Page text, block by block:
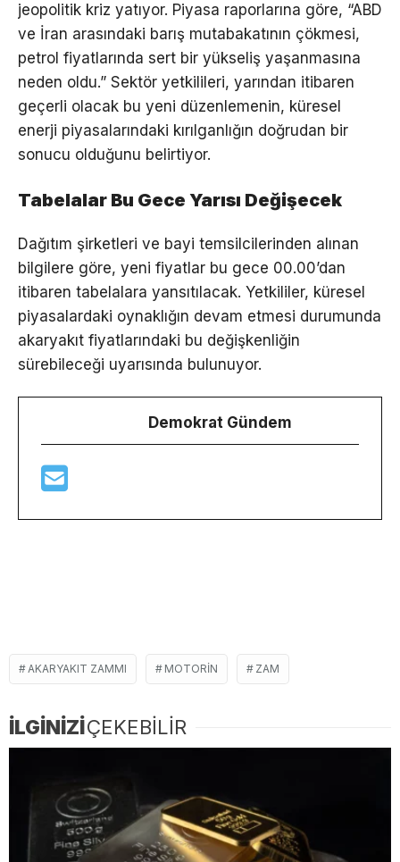
jeopolitik kriz yatıyor. Piyasa raporlarına göre, “ABD
ve İran arasındaki barış mutabakatının çökmesi,
petrol fiyatlarında sert bir yükseliş yaşanmasına
neden oldu.” Sektör yetkilileri, yarından itibaren
geçerli olacak bu yeni düzenlemenin, küresel
enerji piyasalarındaki kırılganlığın doğrudan bir
sonucu olduğunu belirtiyor.
Tabelalar Bu Gece Yarısı Değişecek
Dağıtım şirketleri ve bayi temsilcilerinden alınan
bilgilere göre, yeni fiyatlar bu gece 00.00’dan
itibaren tabelalara yansıtılacak. Yetkililer, küresel
piyasalardaki oynaklığın devam etmesi durumunda
akaryakıt fiyatlarındaki bu değişkenliğin
sürebileceği uyarısında bulunuyor.
Demokrat Gündem
AKARYAKIT ZAMMI MOTORIN ZAM
İLGİNİZİÇEKEBİLİR